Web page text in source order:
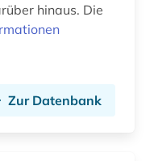
hinaus. Die
Zur Datenbank